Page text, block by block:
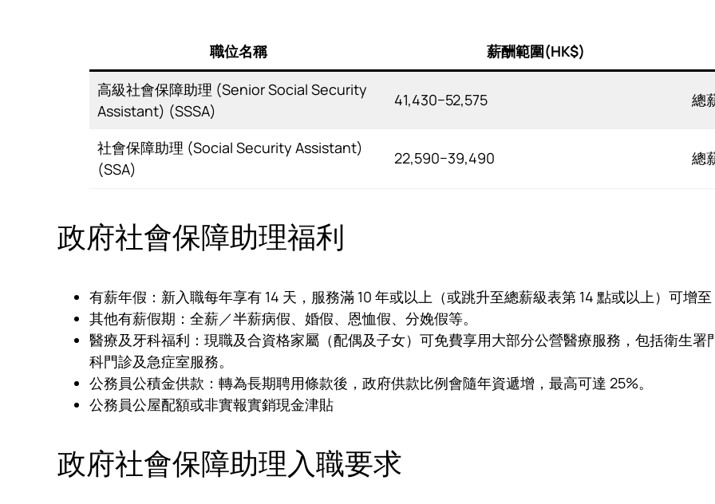
職位名稱 薪酬範圍(HK$)
高級社會保障助理 (Senior Social Security
Assistant) (SSSA)
41,430−52,575 總
社會保障助理 (Social Security Assistant)
(SSA)
22,590−39,490 總
政府社會保障助理福利
有薪年假：新入職每年享有 14 天，服務滿 10 年或以上（或跳升至總薪級表第 14 點或以上）可增至
其他有薪假期：全薪／半薪病假、婚假、恩恤假、分娩假等。
醫療及牙科福利：現職及合資格家屬（配偶及子女）可免費享用大部分公營醫療服務，包括衛生
科門診及急症室服務。
公務員公積金供款：轉為長期聘用條款後，政府供款比例會隨年資遞增，最高可達 25%。
公務員公屋配額或非實報實銷現金津貼
政府社會保障助理入職要求